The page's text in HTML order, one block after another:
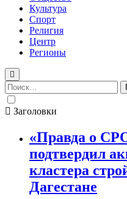
Культура
Спорт
Религия
Центр
Регионы
Найти:
Заголовки
«Правда о
подтвердил
кластера
Дагестане